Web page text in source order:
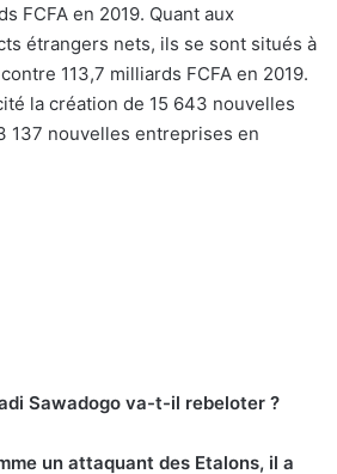
FCFA en 2019. Quant aux
étrangers nets, ils se sont situés à
113,7 milliards FCFA en 2019.
la création de 15 643 nouvelles
137 nouvelles entreprises en
Sawadogo va-t-il rebeloter ?
un attaquant des Etalons, il a